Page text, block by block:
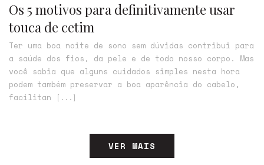
Os 5 motivos para definitivamente usar
touca de cetim
Ter uma boa noite de sono sem dúvidas contribui para
a saúde dos fios, da pele e de todo nosso corpo. Mas
você sabia que alguns cuidados simples nesta hora
podem também preservar a boa aparência do cabelo,
facilitan
[...]
VER MAIS